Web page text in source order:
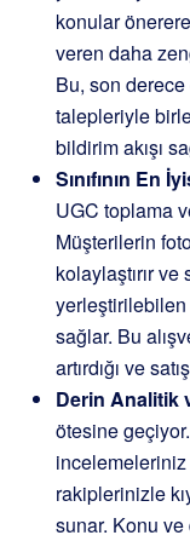
konular
veren daha
Bu, son
talepleriyle
bildirim akışı
Sınıfının En
UGC toplama
Müşterilerin
kolaylaştırır
yerleştirilebilen
sağlar. Bu
artırdığı ve
Derin Analitik
ötesine
incelemeleriniz
rakiplerinizle
sunar. Konu ve